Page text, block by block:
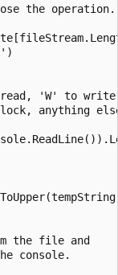
the operation.
'W' to
anything
the file and
console.